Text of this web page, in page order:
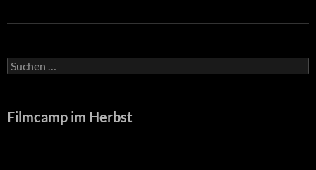
Suche
nach:
Filmcamp im Herbst